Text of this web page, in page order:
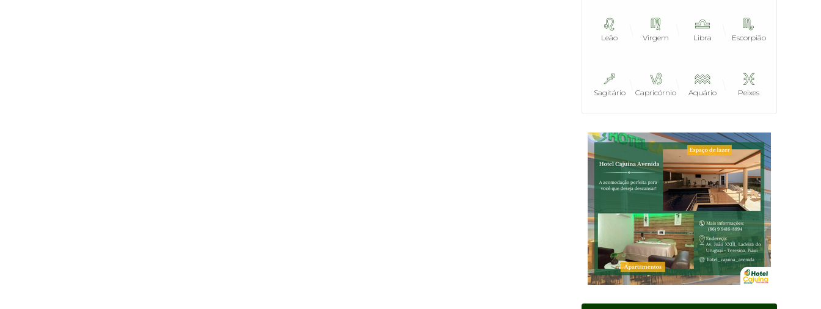
Leão Virgem Libra Escorpião
Sagitário Capricórnio Aquário Peixes